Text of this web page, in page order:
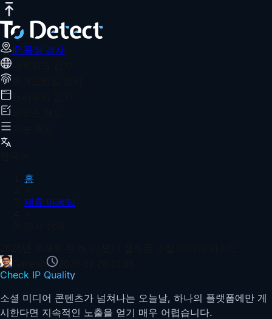
IP 품질 검사
2026년 트래픽 두 배로: 멀티 플랫폼 소셜
소셜 미디어 매트릭스 운영에는 멀티 플랫폼 배치가 필요하며
홈
추천 기사
IP 품질 검사
홈
제휴 마케팅
Check IP Quality
소셜 미디어 콘텐츠가 넘쳐나는 오늘날, 하나의 플랫폼에만 게
시한다면 지속적인 노출을 얻기 매우 어렵습니다.